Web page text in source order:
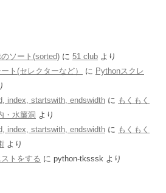
ソート(sorted) に 51 club より
ト(セレクターなど）
に Pythonスクレ
index, startswith, endswidth に もくもく
・水簾洞 より
index, startswith, endswidth に もくもく
より
トをする に python-tksssk より